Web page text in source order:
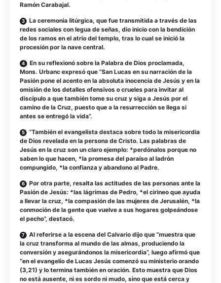
Ramón Carabajal.
La ceremonia litúrgica, que fue transmitida a través de las
redes sociales con legua de señas, dio inicio con la bendición
de los ramos en el atrio del templo, tras lo cual se inició la
procesión por la nave central.
En su reflexionó sobre la Palabra de Dios proclamada,
Mons. Urbanc expresó que “San Lucas en su narración de la
Pasión pone el acento en la absoluta inocencia de Jesús y en la
omisión de los detalles ofensivos o crueles para invitar al
discípulo a que también tome su cruz y siga a Jesús por el
camino de la Cruz, puesto que a la resurrección se llega si
antes se entregó la vida”.
“También el evangelista destaca sobre todo la misericordia
de Dios revelada en la persona de Cristo. Las palabras de
Jesús en la cruz son un claro ejemplo: *perdónalos porque no
saben lo que hacen, *la promesa del paraíso al ladrón
compungido, *la confianza y abandono al Padre.
Por otra parte, resalta las actitudes de las personas ante la
Pasión de Jesús: *las lágrimas de Pedro, *el cirineo que ayuda
a llevar la cruz, *la compasión de las mujeres de Jerusalén, *la
conmoción de la gente que vuelve a sus hogares golpeándose
el pecho”, destacó.
Al referirse a la escena del Calvario dijo que “muestra que
la cruz transforma al mundo de las almas, produciendo la
conversión y asegurándonos la misericordia”, luego afirmó que
“en el evangelio de Lucas Jesús comenzó su ministerio orando
(3,21) y lo termina también en oración. Esto muestra que Dios
no está ausente, ni es sordo ni mudo, sino que está cerca y